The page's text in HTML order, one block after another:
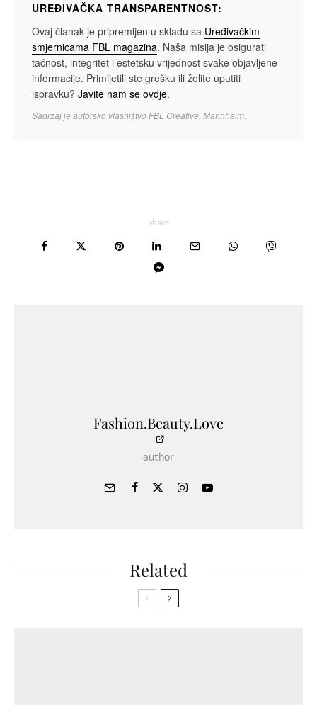
UREĐIVAČKA TRANSPARENTNOST:
Ovaj članak je pripremljen u skladu sa Uređivačkim
smjernicama FBL magazina. Naša misija je osigurati
tačnost, integritet i estetsku vrijednost svake objavljene
informacije. Primijetili ste grešku ili želite uputiti
ispravku? Javite nam se ovdje.
Sadržaj je autorsko vlasništvo FBL Creative, Mannheim.
Share
Fashion.Beauty.Love
author
Related